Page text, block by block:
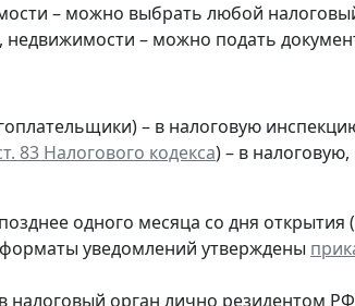
– можно выбрать любой
недвижимости – можно подать
– в налоговую
83 Налогового кодекса) – в
одного месяца со дня открытия
уведомлений утверждены
орган лично резидентом